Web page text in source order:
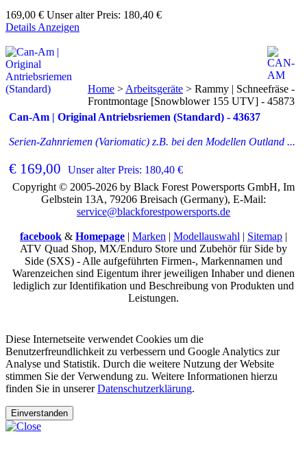
169,00 € Unser alter Preis: 180,40 €
Details Anzeigen
Can-Am | Original Antriebsriemen (Standard) - 43637
Serien-Zahnriemen (Variomatic) z.B. bei den Modellen Outland ...
€ 169,00 Unser alter Preis: 180,40 €
Home > Arbeitsgeräte > Rammy | Schneefräse -
Frontmontage [Snowblower 155 UTV] - 45873
Copyright © 2005-2026 by Black Forest Powersports GmbH, Im
Gelbstein 13A, 79206 Breisach (Germany), E-Mail:
service@blackforestpowersports.de
facebook & Homepage | Marken | Modellauswahl | Sitemap |
ATV Quad Shop, MX/Enduro Store und Zubehör für Side by
Side (SXS) - Alle aufgeführten Firmen-, Markennamen und
Warenzeichen sind Eigentum ihrer jeweiligen Inhaber und dienen
lediglich zur Identifikation und Beschreibung von Produkten und
Leistungen.
Diese Internetseite verwendet Cookies um die
Benutzerfreundlichkeit zu verbessern und Google Analytics zur
Analyse und Statistik. Durch die weitere Nutzung der Website
stimmen Sie der Verwendung zu. Weitere Informationen hierzu
finden Sie in unsererDatenschutzerklärung.
Einverstanden